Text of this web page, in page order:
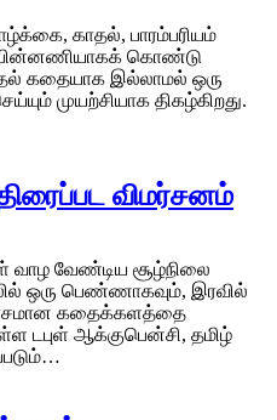
காதல், பாரம்பரியம்
பின்னணியாகக் கொண்டு
கதையாக இல்லாமல் ஒரு
முயற்சியாக திகழ்கிறது.
விமர்சனம்
வேண்டிய சூழ்நிலை
ஒரு பெண்ணாகவும், இரவில்
கதைக்களத்தை
டபுள் ஆக்குபென்சி, தமிழ்